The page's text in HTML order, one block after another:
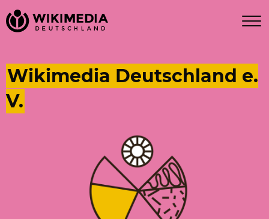
Wikimedia Deutschland e.
V.